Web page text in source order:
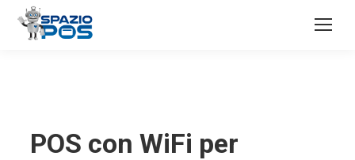
POS con WiFi per